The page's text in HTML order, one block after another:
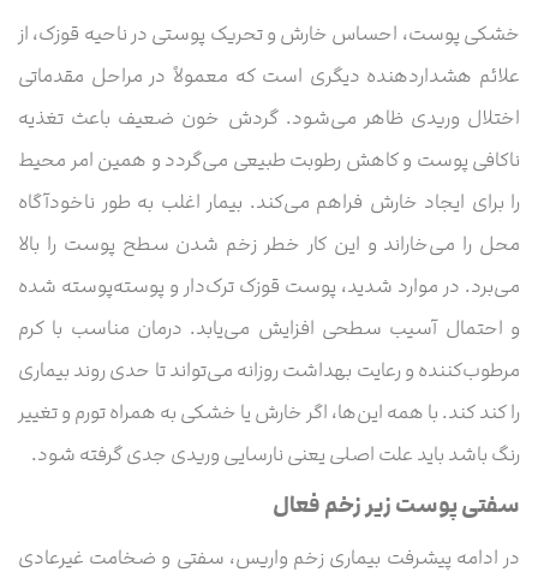
خشکی پوست، احساس خارش و تحریک پوستی در ناحیه قوزک، از
علائم هشداردهنده دیگری است که معمولاً در مراحل مقدماتی
اختلال وریدی ظاهر می‌شود. گردش خون ضعیف باعث تغذیه
ناکافی پوست و کاهش رطوبت طبیعی می‌گردد و همین امر محیط
را برای ایجاد خارش فراهم می‌کند. بیمار اغلب به طور ناخودآگاه
محل را می‌خاراند و این کار خطر زخم شدن سطح پوست را بالا
می‌برد. در موارد شدید، پوست قوزک ترک‌دار و پوسته‌پوسته شده
و احتمال آسیب سطحی افزایش می‌یابد. درمان مناسب با کرم
مرطوب‌کننده و رعایت بهداشت روزانه می‌تواند تا حدی روند بیماری
را کند کند. با همه این‌ها، اگر خارش یا خشکی به همراه تورم و تغییر
رنگ باشد باید علت اصلی یعنی نارسایی وریدی جدی گرفته شود.
سفتی پوست زیر زخم فعال
در ادامه پیشرفت بیماری زخم واریس، سفتی و ضخامت غیرعادی